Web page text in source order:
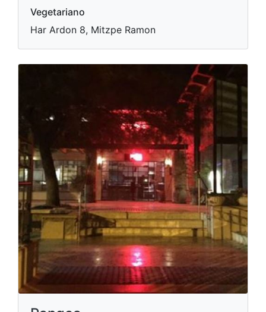
Vegetariano
Har Ardon 8, Mitzpe Ramon